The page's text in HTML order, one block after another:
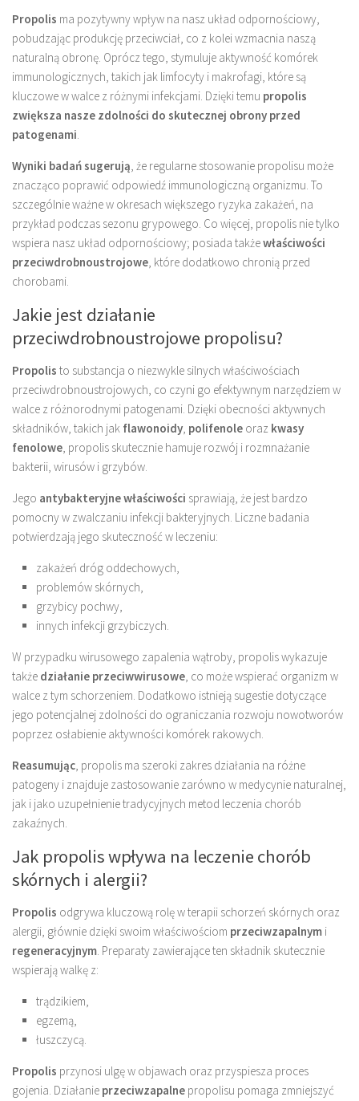
Propolis ma pozytywny wpływ na nasz układ odpornościowy,
pobudzając produkcję przeciwciał, co z kolei wzmacnia naszą
naturalną obronę. Oprócz tego, stymuluje aktywność komórek
immunologicznych, takich jak limfocyty i makrofagi, które są
kluczowe w walce z różnymi infekcjami. Dzięki temu propolis
zwiększa nasze zdolności do skutecznej obrony przed
patogenami.
Wyniki badań sugerują, że regularne stosowanie propolisu może
znacząco poprawić odpowiedź immunologiczną organizmu. To
szczególnie ważne w okresach większego ryzyka zakażeń, na
przykład podczas sezonu grypowego. Co więcej, propolis nie tylko
wspiera nasz układ odpornościowy; posiada takżewłaściwości
przeciwdrobnoustrojowe, które dodatkowo chronią przed
chorobami.
Jakie jest działanie
przeciwdrobnoustrojowe propolisu?
Propolis to substancja o niezwykle silnych właściwościach
przeciwdrobnoustrojowych, co czyni go efektywnym narzędziem w
walce z różnorodnymi patogenami. Dzięki obecności aktywnych
składników, takich jak flawonoidy, polifenole oraz kwasy
fenolowe, propolis skutecznie hamuje rozwój i rozmnażanie
bakterii, wirusów i grzybów.
Jego antybakteryjne właściwości sprawiają, że jest bardzo
pomocny w zwalczaniu infekcji bakteryjnych. Liczne badania
potwierdzają jego skuteczność w leczeniu:
zakażeń dróg oddechowych,
problemów skórnych,
grzybicy pochwy,
innych infekcji grzybiczych.
W przypadku wirusowego zapalenia wątroby, propolis wykazuje
także działanie przeciwwirusowe, co może wspierać organizm w
walce z tym schorzeniem. Dodatkowo istnieją sugestie dotyczące
jego potencjalnej zdolności do ograniczania rozwoju nowotworów
poprzez osłabienie aktywności komórek rakowych.
Reasumując, propolis ma szeroki zakres działania na różne
patogeny i znajduje zastosowanie zarówno w medycynie naturalnej,
jak i jako uzupełnienie tradycyjnych metod leczenia chorób
zakaźnych.
Jak propolis wpływa na leczenie chorób
skórnych i alergii?
Propolis odgrywa kluczową rolę w terapii schorzeń skórnych oraz
alergii, głównie dzięki swoim właściwościom przeciwzapalnym i
regeneracyjnym. Preparaty zawierające ten składnik skutecznie
wspierają walkę z:
trądzikiem,
egzemą,
łuszczycą.
Propolis przynosi ulgę w objawach oraz przyspiesza proces
gojenia. Działanie przeciwzapalne propolisu pomaga zmniejszyć